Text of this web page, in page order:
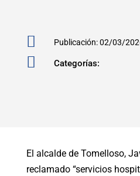
 Publicación: 02/03/
 Categorías:
El alcalde de Tomelloso,
reclamado “servicios